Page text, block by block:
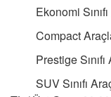
Ekonomi Sınıfı
Compact
Prestige Sınıfı
SUV Sınıfı